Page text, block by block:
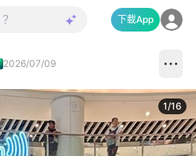
下載App
2026/07/09
1/16